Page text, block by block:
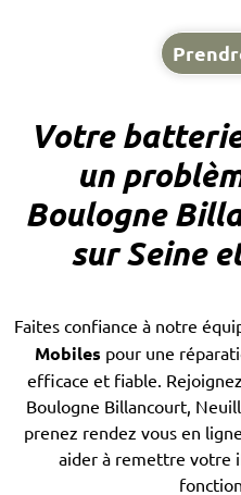
coupures de
d'améliorer
l'expérience
utilisateur.
Votre
un
Boulogne
sur Seine
Faites confiance à notre
Mobiles pour une
efficace et fiable.
Boulogne Billancourt,
prenez rendez vous en
aider à remettre votre